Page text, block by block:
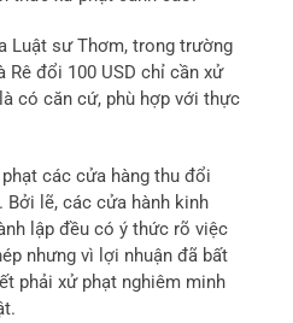
Luật sư Thơm, trong trường
Rê đổi 100 USD chỉ cần xử
có căn cứ, phù hợp với thực
các cửa hàng thu đổi
lẽ, các cửa hành kinh
lập đều có ý thức rõ việc
nhưng vì lợi nhuận đã bất
phải xử phạt nghiêm minh